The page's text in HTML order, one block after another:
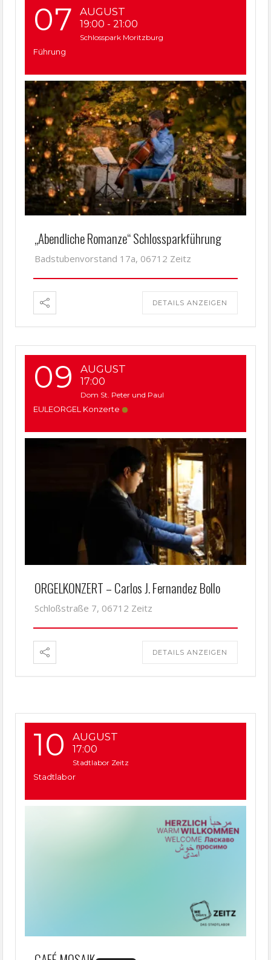
07 AUGUST
19:00 -21:00
Schlosspark Moritzburg
Führung
„Abendliche Romanze“ Schlossparkführung
Badstubenvorstand 17a, 06712 Zeitz
DETAILS ANZEIGEN
09 AUGUST
17:00
Dom St. Peter und Paul
EULEORGEL Konzerte
ORGELKONZERT – Carlos J. Fernandez Bollo
Schloßstraße 7, 06712 Zeitz
DETAILS ANZEIGEN
10 AUGUST
17:00
Stadtlabor Zeitz
Stadtlabor